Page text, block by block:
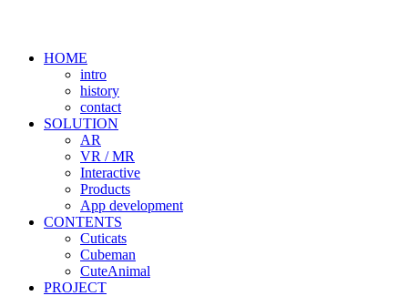
HOME
intro
history
contact
SOLUTION
AR
VR / MR
Interactive
Products
App development
CONTENTS
Cuticats
Cubeman
CuteAnimal
PROJECT